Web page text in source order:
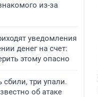
из-за
уведомления
денег на счет:
этому опасно
сбили, три упали.
об атаке